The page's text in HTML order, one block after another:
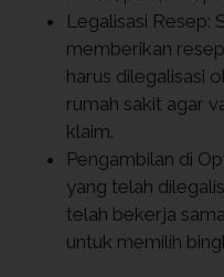
Legalisasi Resep:
memberikan
harus dilegalisasi
rumah sakit agar
klaim.
Pengambilan di
yang telah
telah bekerja
untuk memilih